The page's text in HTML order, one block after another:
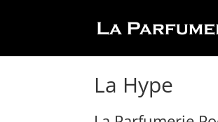
La Hype